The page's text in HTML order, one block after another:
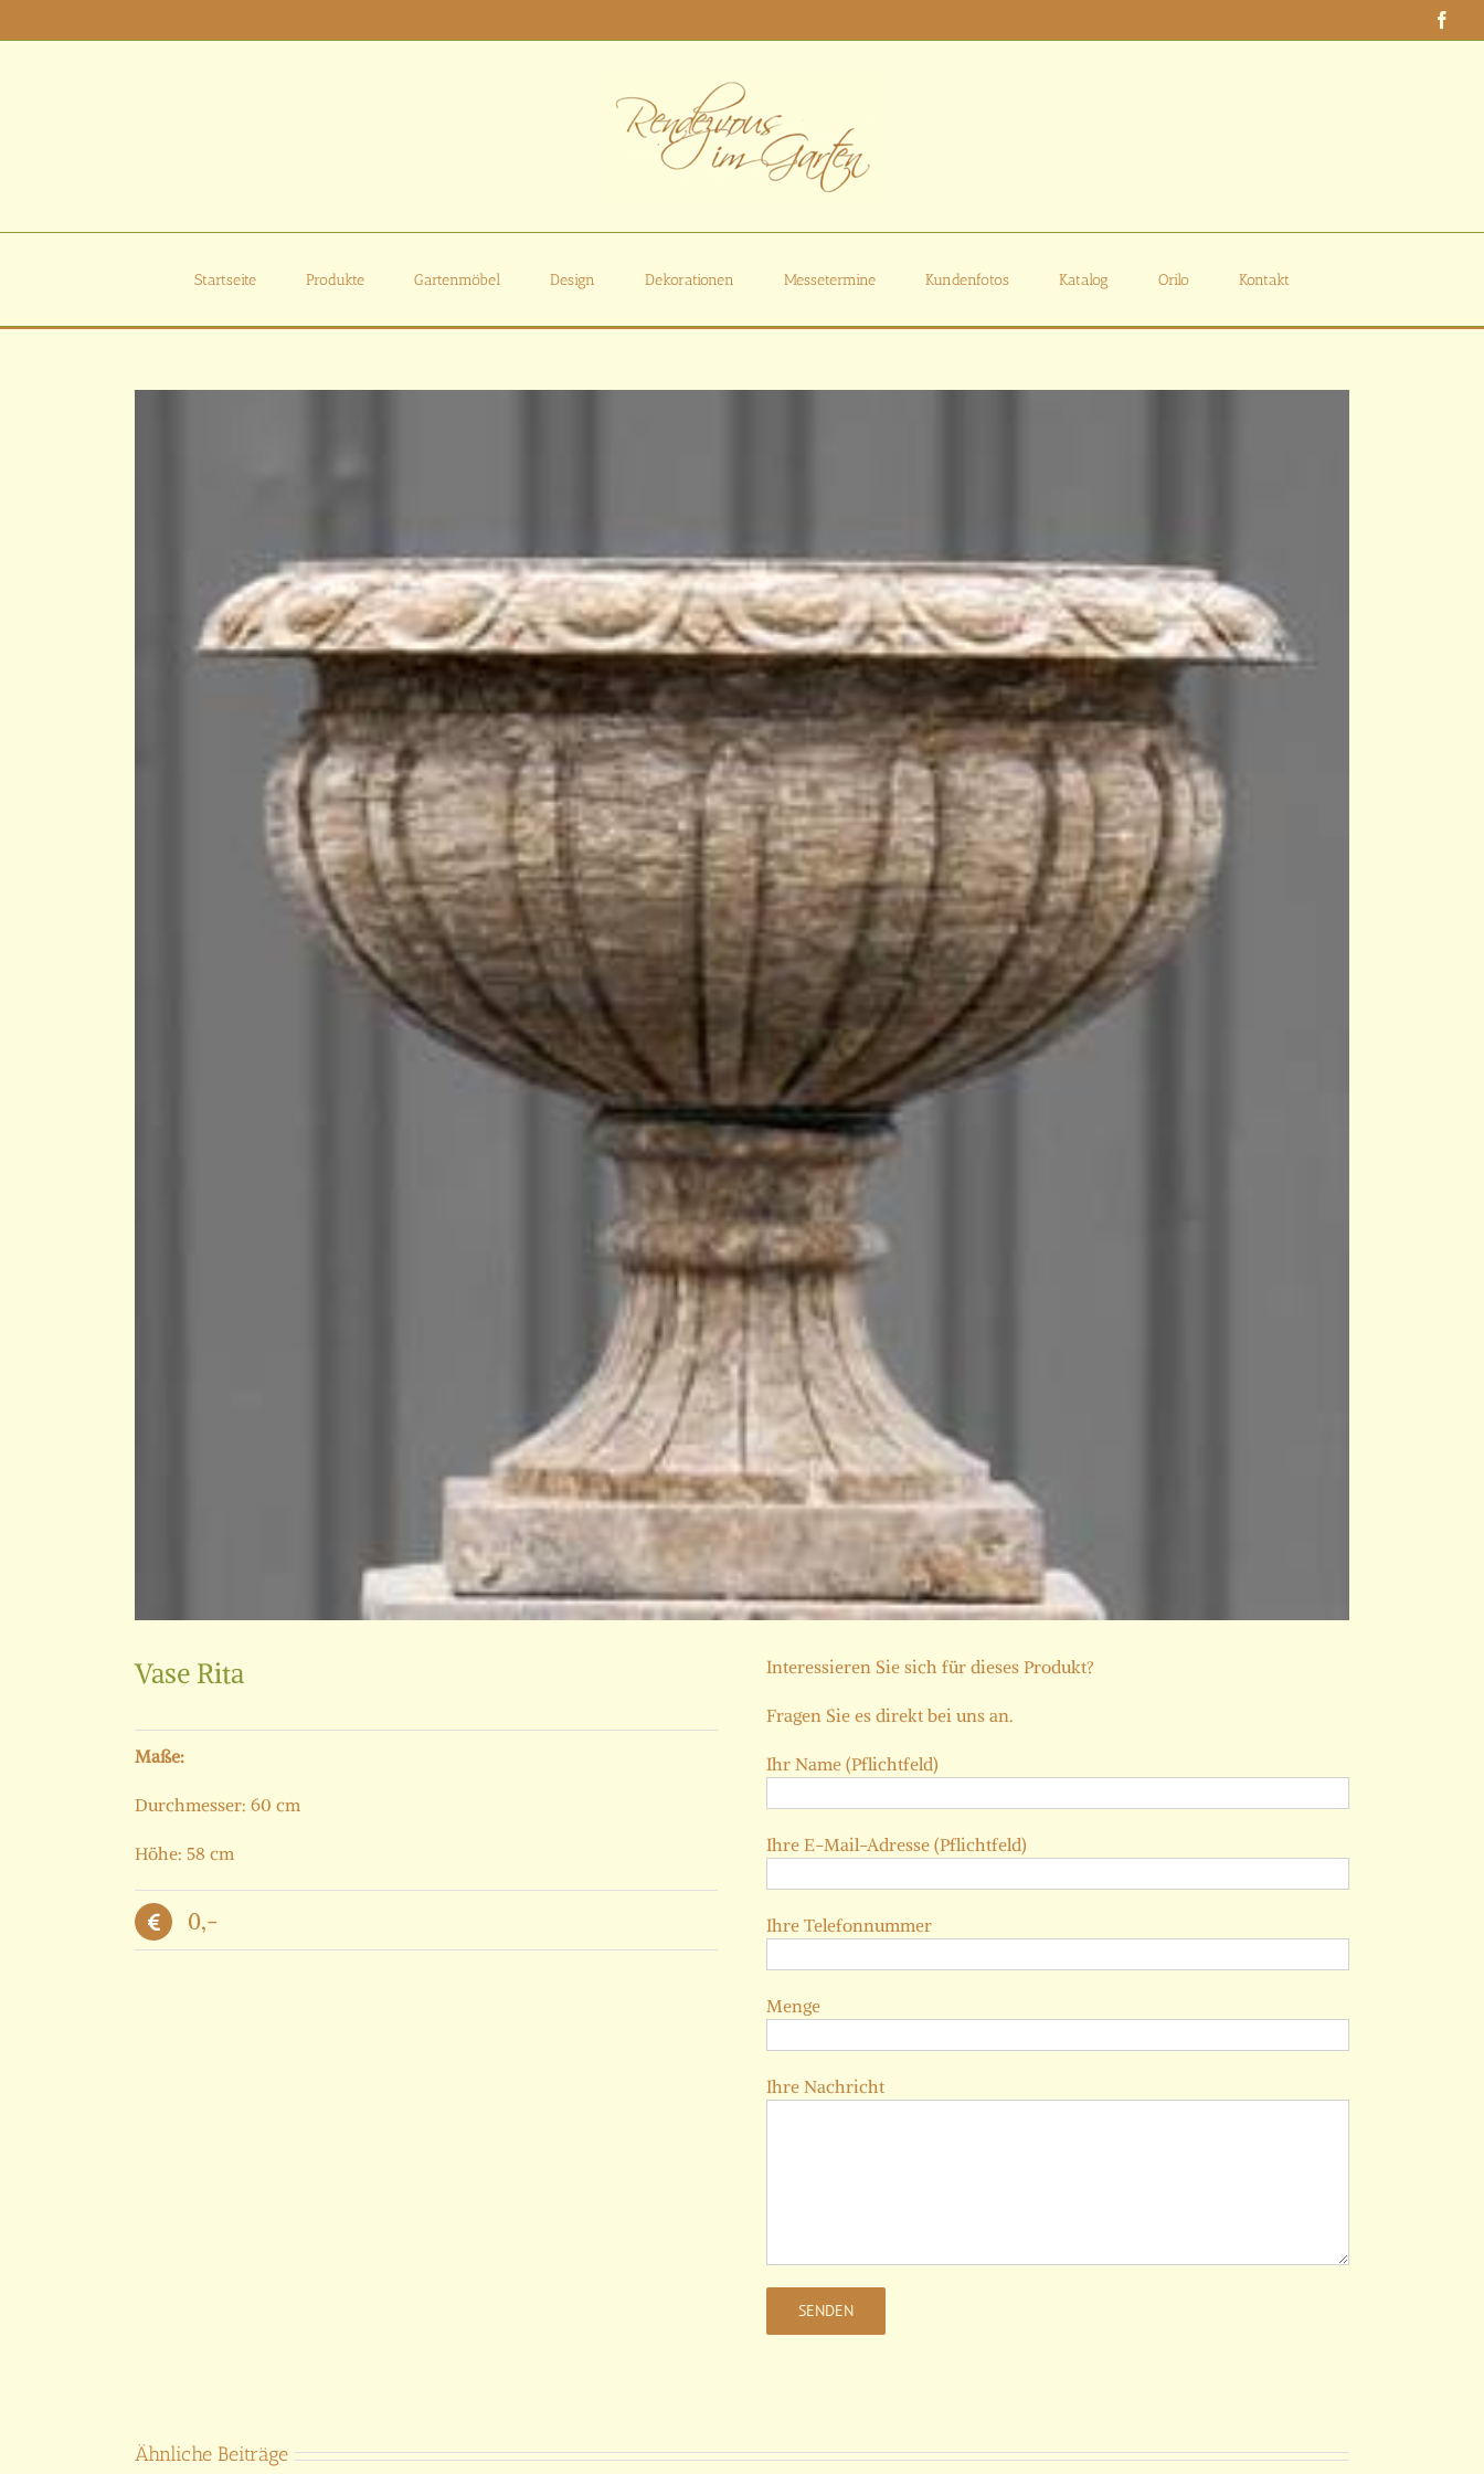
Inhalt
Startseite Produkte Gartenmöbel Design Dekorationen Messetermine Kundenfotos Katalog Orilo Kontakt
Vase Rita
Maße:
Durchmesser: 60 cm
Höhe: 58 cm
0,-
Interessieren Sie sich für dieses Produkt?
Fragen Sie es direkt bei uns an.
Ihr Name (Pflichtfeld)
Ihre E-Mail-Adresse (Pflichtfeld)
Ihre Telefonnummer
Menge
Ihre Nachricht
Ähnliche Beiträge